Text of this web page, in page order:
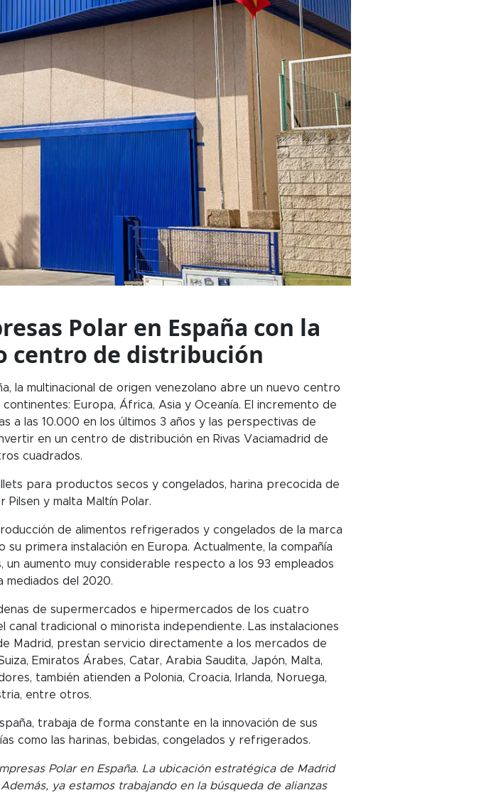
Polar en España con la
centro de distribución
la multinacional de origen venezolano abre un nuevo centro
Europa, África, Asia y Oceanía. El incremento de
a las 10.000 en los últimos 3 años y las perspectivas de
en un centro de distribución en Rivas Vaciamadrid de
cuadrados.
para productos secos y congelados, harina precocida de
Pilsen y malta Maltín Polar.
de alimentos refrigerados y congelados de la marca
su primera instalación en Europa. Actualmente, la compañía
aumento muy considerable respecto a los 93 empleados
mediados del 2020.
de supermercados e hipermercados de los cuatro
tradicional o minorista independiente. Las instalaciones
Madrid, prestan servicio directamente a los mercados de
Emiratos Árabes, Catar, Arabia Saudita, Japón, Malta,
también atienden a Polonia, Croacia, Irlanda, Noruega,
entre otros.
trabaja de forma constante en la innovación de sus
como las harinas, bebidas, congelados y refrigerados.
Polar en España. La ubicación estratégica de Madrid
ya estamos trabajando en la búsqueda de alianzas